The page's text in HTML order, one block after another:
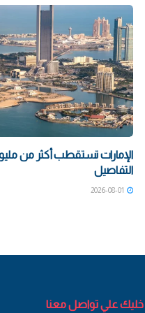
الإمارات تستقطب أكثر من
التفاصيل
خليك علي تواصل معنا